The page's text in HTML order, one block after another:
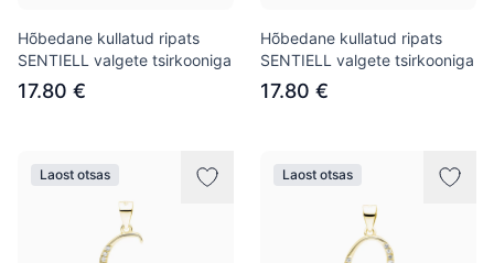
Hõbedane kullatud ripats
SENTIELL valgete tsirkooniga
17.80 €
Hõbedane kullatud ripats
SENTIELL valgete tsirkooniga
17.80 €
Laost otsas Laost otsas